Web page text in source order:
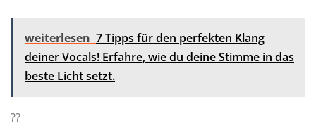
weiterlesen 7 Tipps für den perfekten Klang
deiner Vocals! Erfahre, wie du deine Stimme in das
beste Licht setzt.
??